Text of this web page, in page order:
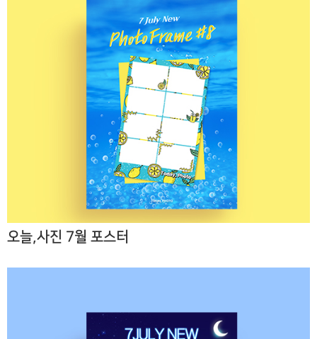
오늘,사진 7월 포스터